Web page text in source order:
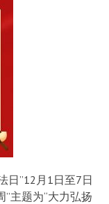
日”12月1日至7日
”主题为“大力弘扬